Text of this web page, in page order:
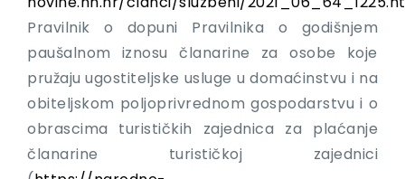
Pravilnik o dopuni Pravilnika o godišnjem
paušalnom iznosu članarine za osobe koje
pružaju ugostiteljske usluge u domaćinstvu i na
obiteljskom poljoprivrednom gospodarstvu i o
obrascima turističkih zajednica za plaćanje
članarine turističkoj zajednici